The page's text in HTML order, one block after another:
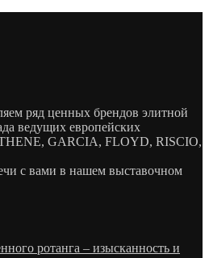
ряд ценных брендов элитной
ведущих европейских
GARCIA, FLOYD, RISCIO,
с вами в нашем выставочном
ротанга – изысканность и